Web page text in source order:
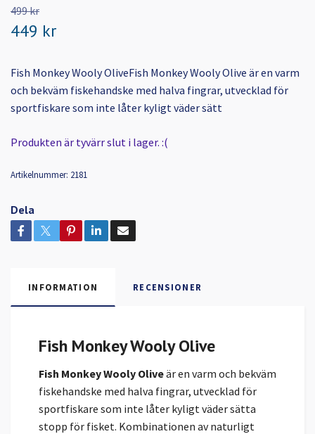
499 kr
449 kr
Fish Monkey Wooly OliveFish Monkey Wooly Olive är en varm
och bekväm fiskehandske med halva fingrar, utvecklad för
sportfiskare som inte låter kyligt väder sätt
Produkten är tyvärr slut i lager. :(
Artikelnummer: 2181
Dela
INFORMATION RECENSIONER
Fish Monkey Wooly Olive
Fish Monkey Wooly Oliveär en varm och bekväm
fiskehandske med halva fingrar, utvecklad för
sportfiskare som inte låter kyligt väder sätta
stopp för fisket. Kombinationen av naturligt